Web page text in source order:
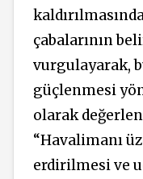
çabalarının
vurgulayarak,
güçlenmesi
olarak
“Havalimanı
erdirilmesi ve